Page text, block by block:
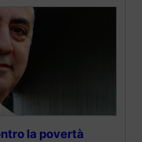
la povertà